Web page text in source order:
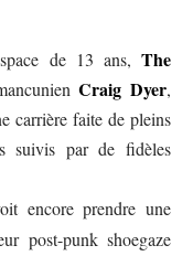
de 13 ans, The
Craig Dyer,
carrière faite de pleins
suivis par de fidèles
encore prendre une
post-punk shoegaze